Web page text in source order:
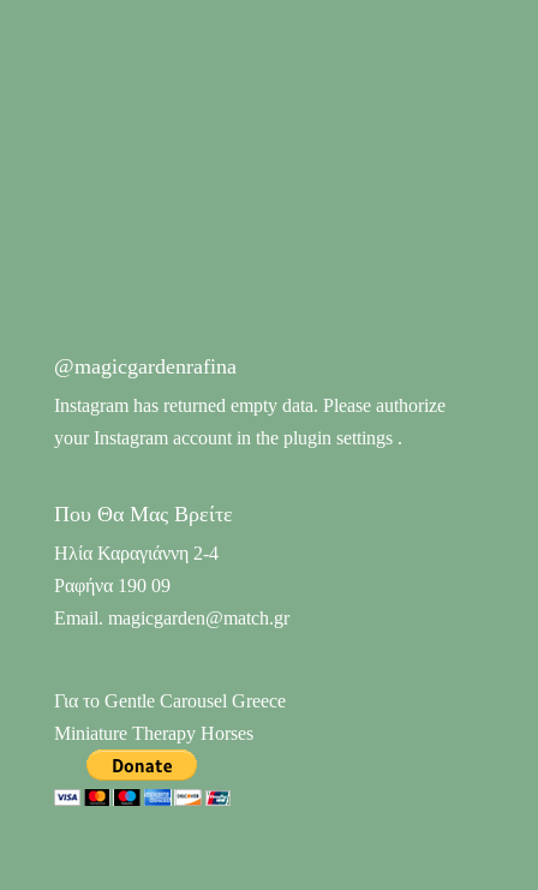
@magicgardenrafina
Instagram has returned empty data. Please authorize
your Instagram account in the plugin settings .
Που Θα Μας Βρείτε
Ηλία Καραγιάννη 2-4
Ραφήνα 190 09
Email. magicgarden@match.gr
Για το Gentle Carousel Greece
Miniature Therapy Horses